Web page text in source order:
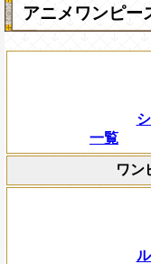
アニメワンピー
一覧
ワン